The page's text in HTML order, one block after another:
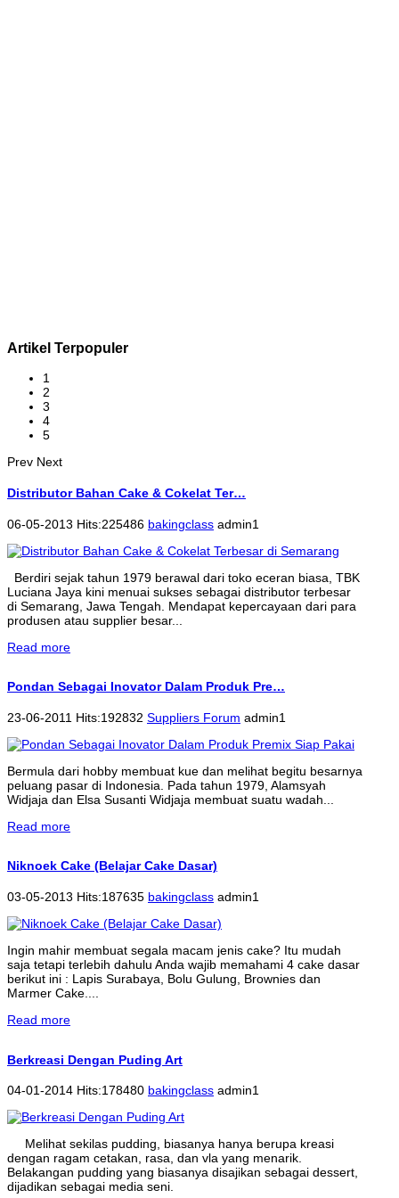
Artikel Terpopuler
1
2
3
4
5
Prev Next
Distributor Bahan Cake & Cokelat Ter…
06-05-2013 Hits:225486 bakingclass admin1
Berdiri sejak tahun 1979 berawal dari toko eceran biasa, TBK
Luciana Jaya kini menuai sukses sebagai distributor terbesar
di Semarang, Jawa Tengah. Mendapat kepercayaan dari para
produsen atau supplier besar...
Read more
Pondan Sebagai Inovator Dalam Produk Pre…
23-06-2011 Hits:192832 Suppliers Forum admin1
Bermula dari hobby membuat kue dan melihat begitu besarnya
peluang pasar di Indonesia. Pada tahun 1979, Alamsyah
Widjaja dan Elsa Susanti Widjaja membuat suatu wadah...
Read more
Niknoek Cake (Belajar Cake Dasar)
03-05-2013 Hits:187635 bakingclass admin1
Ingin mahir membuat segala macam jenis cake? Itu mudah
saja tetapi terlebih dahulu Anda wajib memahami 4 cake dasar
berikut ini : Lapis Surabaya, Bolu Gulung, Brownies dan
Marmer Cake....
Read more
Berkreasi Dengan Puding Art
04-01-2014 Hits:178480 bakingclass admin1
Melihat sekilas pudding, biasanya hanya berupa kreasi
dengan ragam cetakan, rasa, dan vla yang menarik.
Belakangan pudding yang biasanya disajikan sebagai dessert,
dijadikan sebagai media seni.